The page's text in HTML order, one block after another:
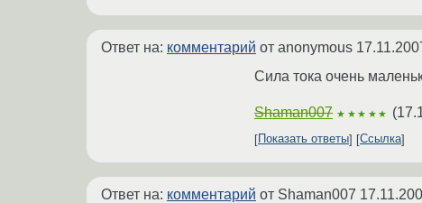
Ответ на: комментарий от anonymous
Сила тока очень
Shaman007 ★★★★★ (
Показать ответы Ссылка
Ответ на: комментарий от Shaman007